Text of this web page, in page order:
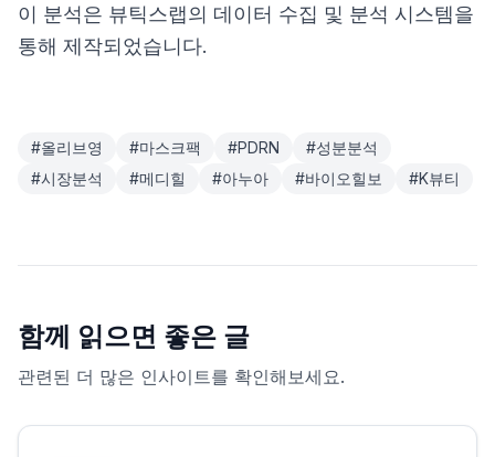
이 분석은 뷰틱스랩의 데이터 수집 및 분석 시스템을
통해 제작되었습니다.
#올리브영 #마스크팩 #PDRN #성분분석
#시장분석 #메디힐 #아누아 #바이오힐보 #K뷰티
함께 읽으면 좋은 글
관련된 더 많은 인사이트를 확인해보세요.